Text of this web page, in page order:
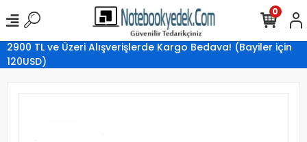
2900 TL ve Üzeri Alışverişlerde Kargo Bedava! (Bayiler için
120USD)
0